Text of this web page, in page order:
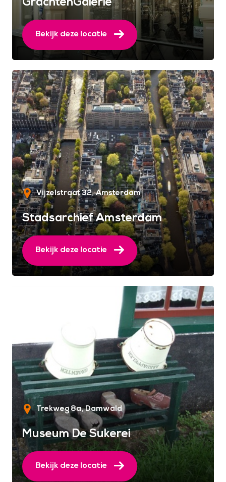
Bekijk deze locatie
Vijzelstraat 32 Amsterdam
Stadsarchief Amsterdam
Bekijk deze locatie
Trekweg 8a Damwald
Museum De Sukerei
Bekijk deze locatie